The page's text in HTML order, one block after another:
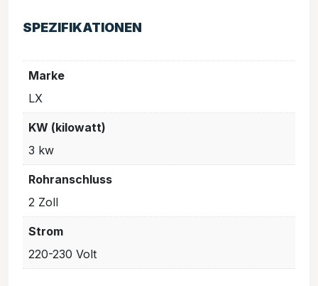
SPEZIFIKATIONEN
Marke
LX
KW (kilowatt)
3 kw
Rohranschluss
2 Zoll
Strom
220-230 Volt